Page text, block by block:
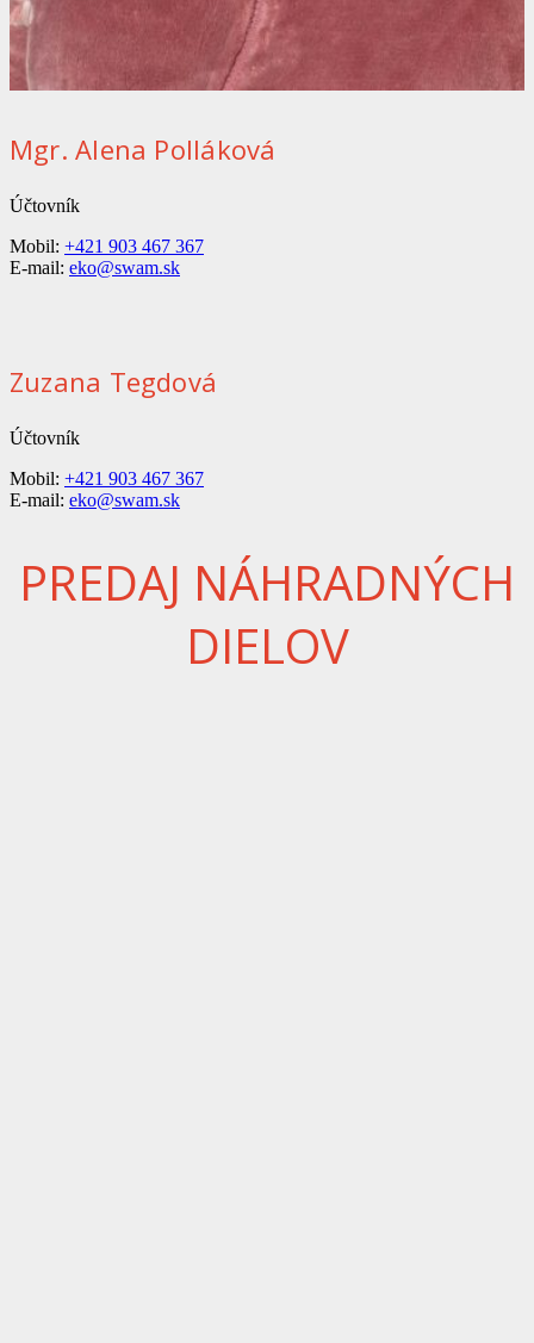
Mgr. Alena Polláková
Účtovník
Mobil: +421 903 467 367
E-mail: eko@swam.sk
Zuzana Tegdová
Účtovník
Mobil: +421 903 467 367
E-mail: eko@swam.sk
PREDAJ NÁHRADNÝCH
DIELOV